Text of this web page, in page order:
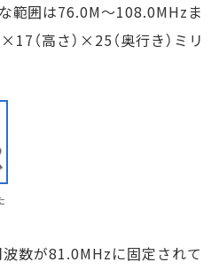
範囲は76.0M～108.0MHzま
（高さ）×25（奥行き）ミリ
数が81.0MHzに固定されて